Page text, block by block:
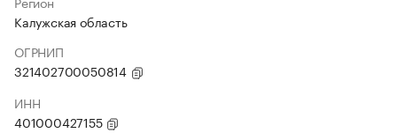
Калужская область
ОГРНИП
321402700050814
ИНН
401000427155